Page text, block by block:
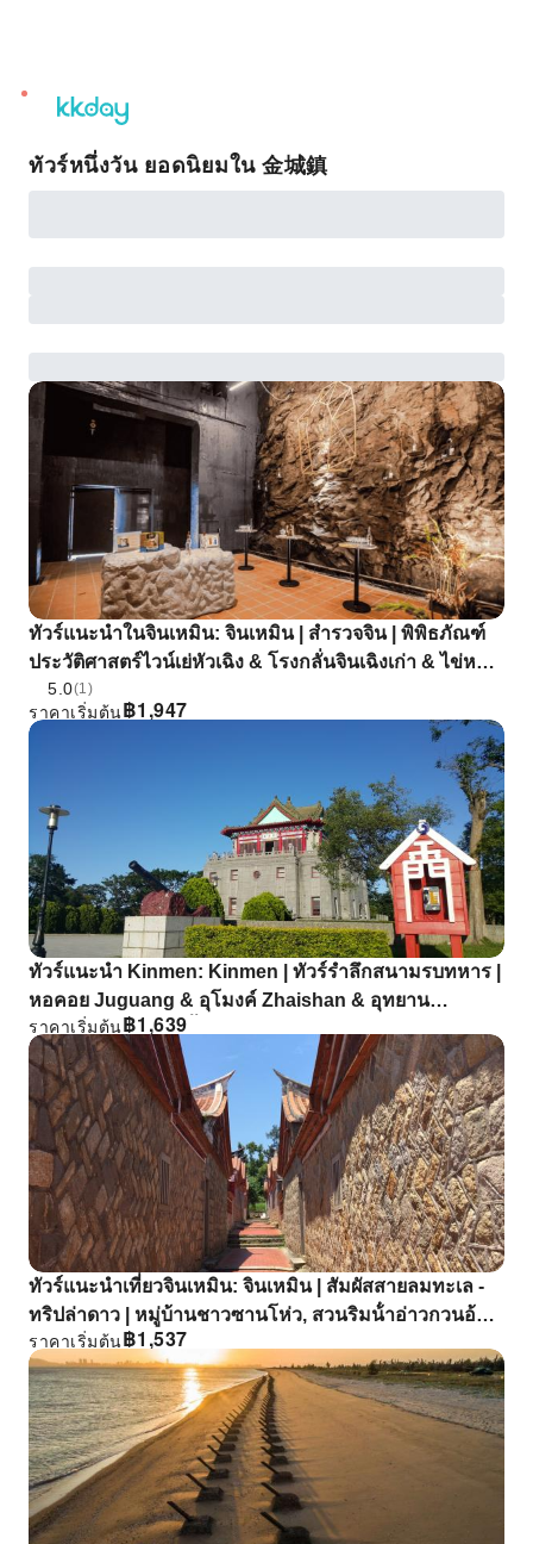
unread
notifications
ทัวร์หนึ่งวัน ยอดนิยมใน 金城鎮
ทัวร์แนะนําในจินเหมิน: จินเหมิน | สํารวจจิน | พิพิธภัณฑ์
ประวัติศาสตร์ไวน์เย่หัวเฉิง & โรงกลั่นจินเฉิงเก่า & ไข่หมัก
เย่ & ห้องเก็บไวน์จิงหวู่
5.0(1)
฿1,947
ราคาเริ่มต้น
ทัวร์แนะนํา Kinmen: Kinmen | ทัวร์รําลึกสนามรบทหาร |
หอคอย Juguang & อุโมงค์ Zhaishan & อุทยาน
ประสบการณ์หลายชั้น Liuying
฿1,639
ราคาเริ่มต้น
ทัวร์แนะนําเที่ยวจินเหมิน: จินเหมิน | สัมผัสสายลมทะเล -
ทริปล่าดาว | หมู่บ้านชาวซานโห่ว, สวนริมน้ําอ่าวกวนอ้าว
และน้ําพุตะโกนที่สวนหนานสือหู
฿1,537
ราคาเริ่มต้น